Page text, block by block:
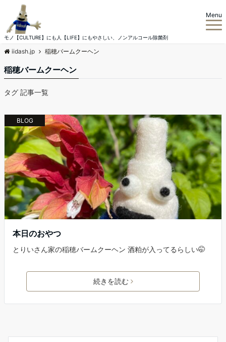
モノ【CULTURE】にも人【LIFE】にもやさしい、ノンアルコール除菌剤
Menu
iidash.jp 稲穂バームクーヘン
稲穂バームクーヘン
タグ 記事一覧
BLOG
本日のおやつ
とりいさん家の稲穂バームクーヘン 酒粕が入ってるらしい🤭
続きを読む